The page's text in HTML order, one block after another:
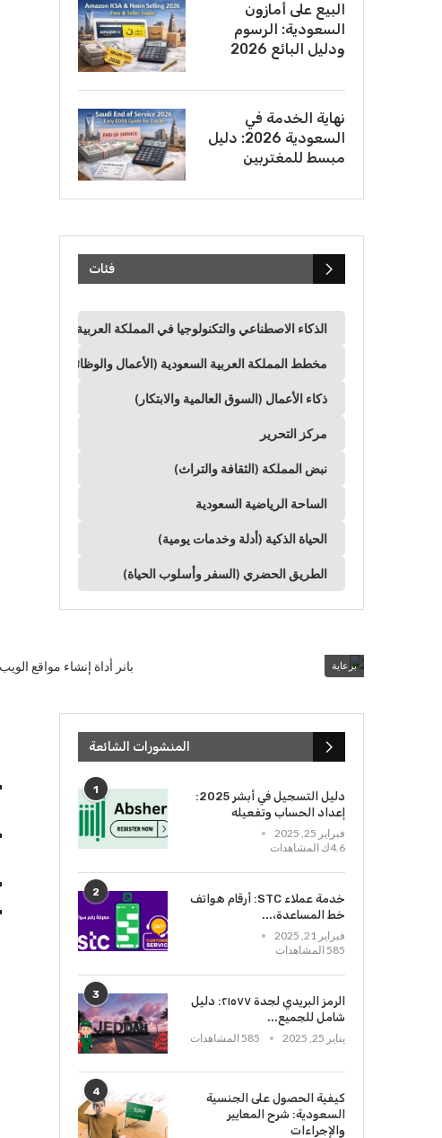
البيع على أمازون
السعودية: الرسوم
ودليل البائع 2026
نهاية الخدمة في
السعودية 2026: دليل
مبسط للمغتربين
فئات
الذكاء الاصطناعي والتكنولوجيا في المملكة العربية السعودية
مخطط المملكة العربية السعودية (الأعمال والوظائف والفرص)
ذكاء الأعمال (السوق العالمية والابتكار)
مركز التحرير
نبض المملكة (الثقافة والتراث)
الساحة الرياضية السعودية
الحياة الذكية (أدلة وخدمات يومية)
الطريق الحضري (السفر وأسلوب الحياة)
برعاية
المنشورات الشائعة
1
دليل التسجيل في أبشر 2025:
إعداد الحساب وتفعيله
فبراير 25, 2025
4.6ك المشاهدات
2
خدمة عملاء STC: أرقام هواتف
خط المساعدة،...
فبراير 21, 2025
585 المشاهدات
3
الرمز البريدي لجدة ٢١٥٧٧: دليل
شامل للجميع...
يناير 25, 2025
585 المشاهدات
4
كيفية الحصول على الجنسية
السعودية: شرح المعايير
والإجراءات